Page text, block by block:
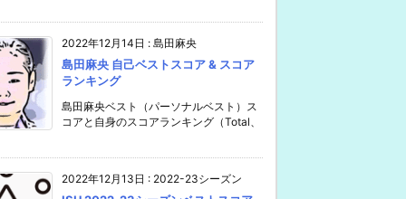
2022年12月14日 : 島田麻央
島田麻央 自己ベストスコア & スコア
ランキング
島田麻央ベスト（パーソナルベスト）ス
コアと自身のスコアランキング（Total、
2022年12月13日 : 2022-23シーズン